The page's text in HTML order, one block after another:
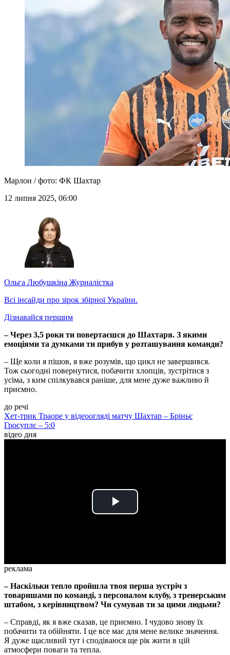
Марлон / фото: ФК Шахтар
12 липня 2025, 06:00
Ольга Любушкіна Журналістка
Всі інсайди про зірок збірної України.
Дізнавайся першим
– Через 3,5 роки ти повертаєшся до Шахтаря. З якими
емоціями та думками ти прибув у розташування команди?
– Ще коли я пішов, я вже розумів, що цикл не завершився.
Тож сьогодні повернутися, побачити хлопців, зустрітися з
усіма, з ким спілкувався раніше, для мене дуже важливо й
приємно.
до речі
Хет-трик Траоре у відеоогляді матчу Шахтар – Бріньє
Гросуплє – 5:0
відео дня
Play
реклама
– Наскільки тепло пройшла твоя перша зустріч з
товаришами по команді, з персоналом клубу, з тренерським
штабом, з керівництвом? Чи сумував ти за цими людьми?
– Справді, як я вже сказав, це приємно. І чудово знову їх
побачити та обійняти. І це все має для мене велике значення.
Я дуже щасливий тут і сподіваюся ще рік жити в цій
атмосфери поваги та тепла.